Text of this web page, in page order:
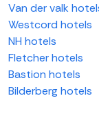
Van der valk
Westcord hotels
NH hotels
Fletcher hotels
Bastion hotels
Bilderberg hotels